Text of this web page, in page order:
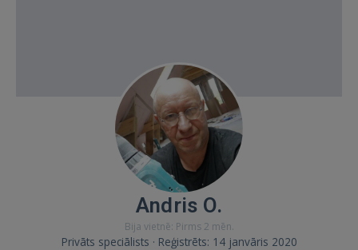
Andris O.
Bija vietnē: Pirms 2 mēn.
Privāts speciālists · Reģistrēts: 14 janvāris 2020